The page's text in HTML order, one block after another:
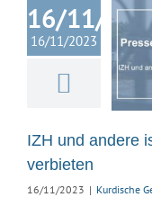
16/11/
16/11/2023
andere
IZH und andere
verbieten
16/11/2023 | Kurdische